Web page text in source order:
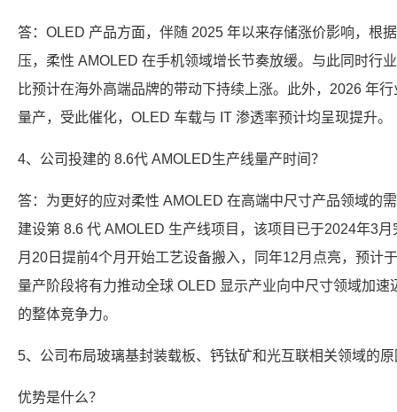
答：OLED 产品方面，伴随 2025 年以来存储涨价影响，根
压，柔性 AMOLED 在手机领域增长节奏放缓。与此同时行
比预计在海外高端品牌的带动下持续上涨。此外，2026 年
量产，受此催化，OLED 车载与 IT 渗透率预计均呈现提升。
4、公司投建的 8.6代 AMOLED生产线量产时间？
答：为更好的应对柔性 AMOLED 在高端中尺寸产品领域的
建设第 8.6 代 AMOLED 生产线项目，该项目已于2024年3
月20日提前4个月开始工艺设备搬入，同年12月点亮，预计
量产阶段将有力推动全球 OLED 显示产业向中尺寸领域加
的整体竞争力。
5、公司布局玻璃基封装载板、钙钛矿和光互联相关领域的
优势是什么？